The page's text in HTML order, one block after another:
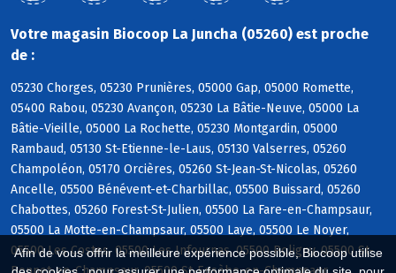
Afin de vous offrir la meilleure expérience possible, Biocoop utilise
Votre magasin Biocoop La Juncha (05260) est proche
de :
05230 Chorges, 05230 Prunières, 05000 Gap, 05000 Romette,
05400 Rabou, 05230 Avançon, 05230 La Bâtie-Neuve, 05000 La
Bâtie-Vieille, 05000 La Rochette, 05230 Montgardin, 05000
Rambaud, 05130 St-Etienne-le-Laus, 05130 Valserres, 05260
Champoléon, 05170 Orcières, 05260 St-Jean-St-Nicolas, 05260
Ancelle, 05500 Bénévent-et-Charbillac, 05500 Buissard, 05260
Chabottes, 05260 Forest-St-Julien, 05500 La Fare-en-Champsaur,
05500 La Motte-en-Champsaur, 05500 Laye, 05500 Le Noyer,
05500 Les Costes, 05500 Les Infournas, 05500 Poligny, 05500 St-